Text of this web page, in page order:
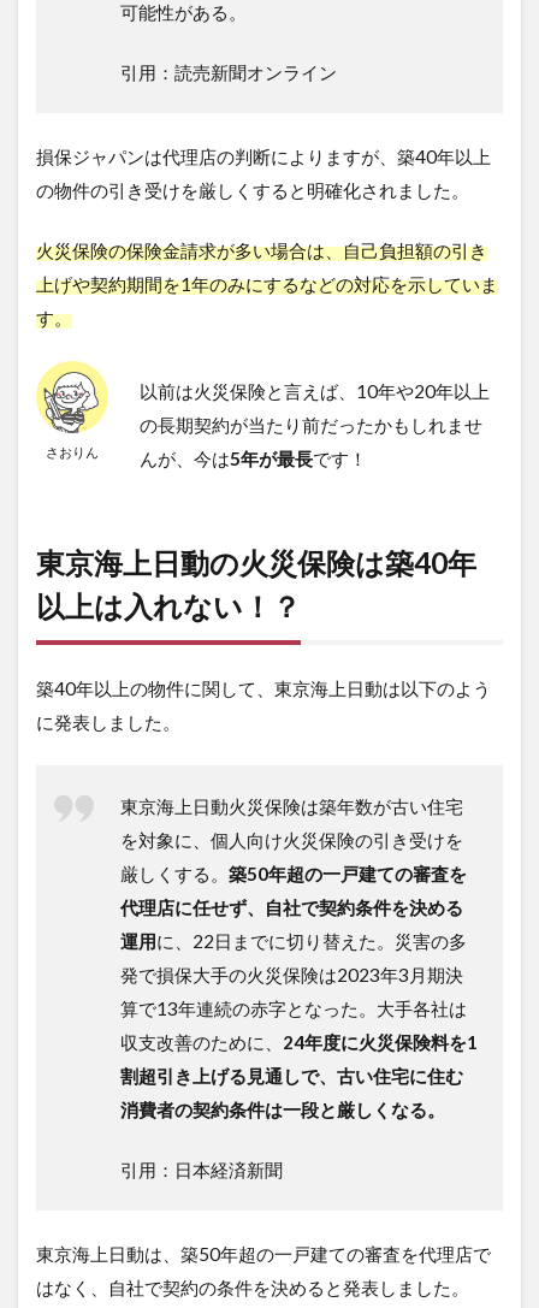
可能性がある。
引用：読売新聞オンライン
損保ジャパンは代理店の判断によりますが、築40年以上
の物件の引き受けを厳しくすると明確化されました。
火災保険の保険金請求が多い場合は、自己負担額の引き
上げや契約期間を1年のみにするなどの対応を示していま
す。
さおりん
以前は火災保険と言えば、10年や20年以上
の長期契約が当たり前だったかもしれませ
んが、今は5年が最長です！
東京海上日動の火災保険は築40年
以上は入れない！？
築40年以上の物件に関して、東京海上日動は以下のよう
に発表しました。
東京海上日動火災保険は築年数が古い住宅
を対象に、個人向け火災保険の引き受けを
厳しくする。 築50年超の一戸建ての審査を
代理店に任せず、自社で契約条件を決める
運用に、22日までに切り替えた。災害の多
発で損保大手の火災保険は2023年3月期決
算で13年連続の赤字となった。大手各社は
収支改善のために、 24年度に火災保険料を1
割超引き上げる見通しで、古い住宅に住む
消費者の契約条件は一段と厳しくなる。
引用：日本経済新聞
東京海上日動は、築50年超の一戸建ての審査を代理店で
はなく、自社で契約の条件を決めると発表しました。